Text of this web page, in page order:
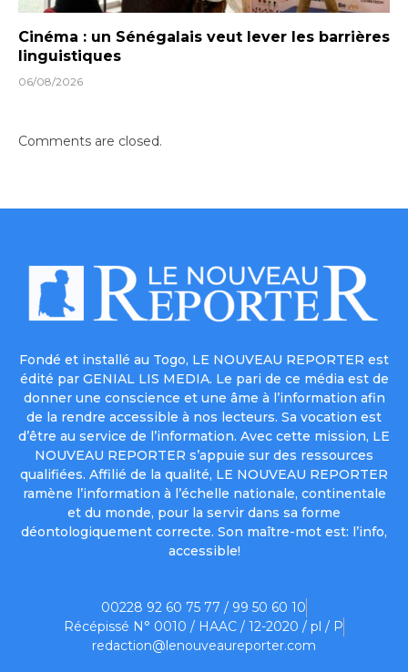
Cinéma : un Sénégalais veut lever les barrières
linguistiques
06/08/2026
Comments are closed.
Fondé et installé au Togo, LE NOUVEAU REPORTER est
édité par GENIAL LIS MEDIA. Le pari de ce média est de
donner une conscience et une âme à l’information afin
de la rendre accessible à nos lecteurs. Sa vocation est
d’être au service de l’information. Avec cette mission, LE
NOUVEAU REPORTER s’appuie sur des ressources
qualifiées. Affilié de la qualité, LE NOUVEAU REPORTER
ramène l’information à l’échelle nationale, continentale
et du monde, pour la servir dans sa forme
déontologiquement correcte. Son maître-mot est: l’info,
accessible!
00228 92 60 75 77 / 99 50 60 10
Récépissé N° 0010 / HAAC / 12-2020 / pl / P
redaction@lenouveaureporter.com